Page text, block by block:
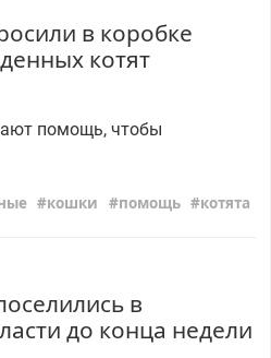
в коробке
котят
помощь, чтобы
кошки помощь котята
в
до конца недели